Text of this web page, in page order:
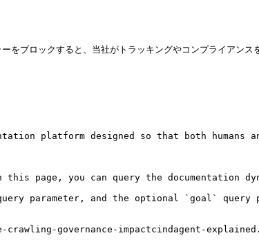
ロックすると、当社がトラッキングやコンプライアンス
platform designed so that both humans
you can query the documentation
parameter, and the optional `goal` query
governance-impactcindagent-